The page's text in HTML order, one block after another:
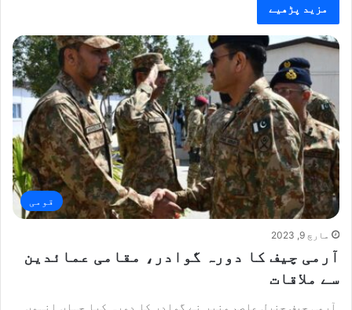
مزید پڑھیے
قومی
مارچ 9, 2023
آرمی چیف کا دورہ گوادر، مقامی عمائدین
سے ملاقات
آرمی چیف جنرل عاصم منیر نے گوادر کا دورہ کیا جہاں انہوں